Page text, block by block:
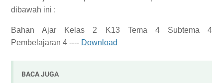
dibawah ini :
Bahan Ajar Kelas 2 K13 Tema 4 Subtema 4
Pembelajaran 4 ---- Download
BACA JUGA